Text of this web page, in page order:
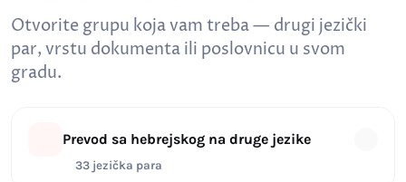
Otvorite grupu koja vam treba — drugi jezički
par, vrstu dokumenta ili poslovnicu u svom
gradu.
Prevod sa hebrejskog na druge jezike
33 jezička para